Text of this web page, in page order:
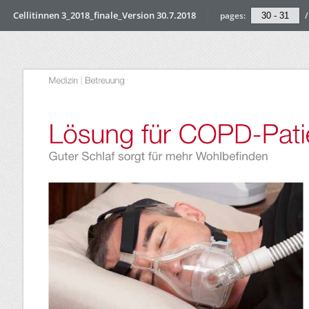
Cellitinnen 3_2018_finale_Version 30.7.2018 pages: /